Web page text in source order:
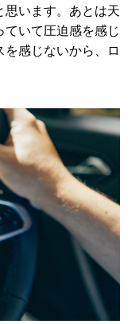
思います。あとは天
いて圧迫感を感じ
感じないから、ロ